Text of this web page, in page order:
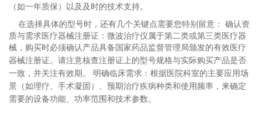
（如一年质保）以及及时的技术支持。
在选择具体的型号时，还有几个关键点需要您特别留意： 确认资
质与需求医疗器械注册证：微波治疗仪属于第二类或第三类医疗器
械，购买时必须确认产品具备国家药品监督管理局颁发的有效医疗
器械注册证。请注意核查注册证上的型号规格与实际购买产品是否
一致，并关注有效期。 明确临床需求：根据医院科室的主要应用场
景（如理疗、手术凝固）、预期治疗疾病种类和使用频率，来确定
需要的设备功能、功率范围和技术参数。